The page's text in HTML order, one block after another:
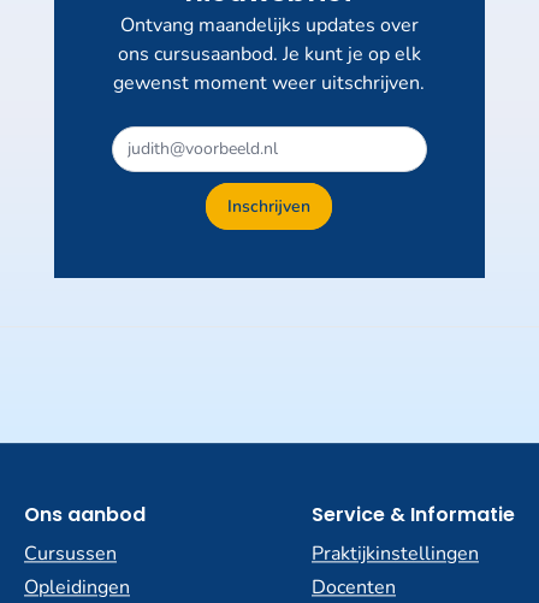
Ontvang maandelijks updates over
ons cursusaanbod. Je kunt je op elk
gewenst moment weer uitschrijven.
Inschrijven
Ons aanbod
Cursussen
Opleidingen
Service & Informatie
Praktijkinstellingen
Docenten